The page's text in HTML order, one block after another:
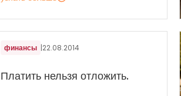
финансы |22.08.2014
Платить нельзя отложить.